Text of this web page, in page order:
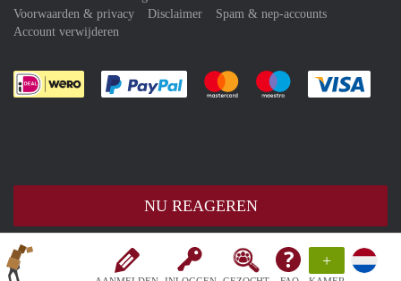
+
NU REAGEREN
Voorwaarden & privacy
Disclaimer
Spam & nep-accounts
Account verwijderen
Je rekent gemakkelijk af met Paypal
Je rekent gemakkelijk af met
Je rekent